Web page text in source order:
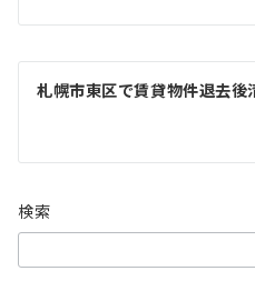
ナ
ビ
ゲ
シ
ョ
ン
札幌市東区で賃貸物件退去後
検索